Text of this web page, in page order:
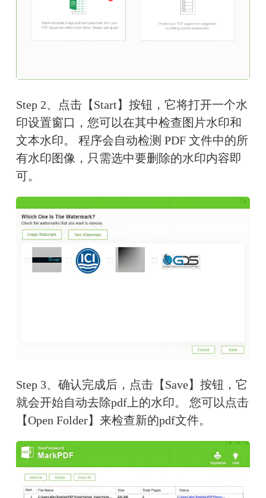
Step 2、点击【Start】按钮，它将打开一个水
印设置窗口，您可以在其中检查图片水印和
文本水印。 程序会自动检测 PDF 文件中的所
有水印图像，只需选中要删除的水印内容即
可。
Step 3、确认完成后，点击【Save】按钮，它
就会开始自动去除pdf上的水印。 您可以点击
【Open Folder】来检查新的pdf文件。